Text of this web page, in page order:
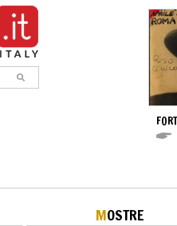
MOSTRE